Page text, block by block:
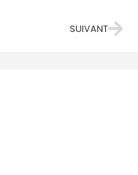
SUIVANT